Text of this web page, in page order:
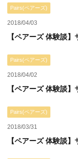
Pairs(ペアーズ)
2018/04/03
【ペアーズ 体験談
Pairs(ペアーズ)
2018/04/02
【ペアーズ 体験談
Pairs(ペアーズ)
2018/03/31
【ペアーズ 体験談